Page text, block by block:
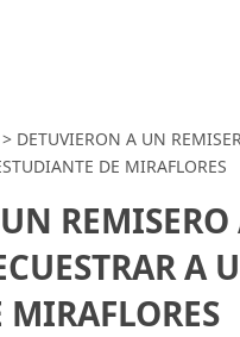
> DETUVIERON A UN
DE MIRAFLORES
REMISERO
A